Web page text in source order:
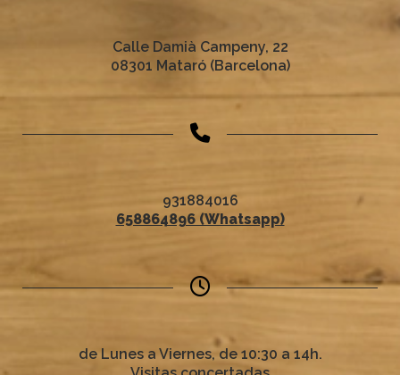
Calle Damià Campeny, 22
08301 Mataró (Barcelona)
931884016
658864896 (Whatsapp)
de Lunes a Viernes, de 10:30 a 14h.